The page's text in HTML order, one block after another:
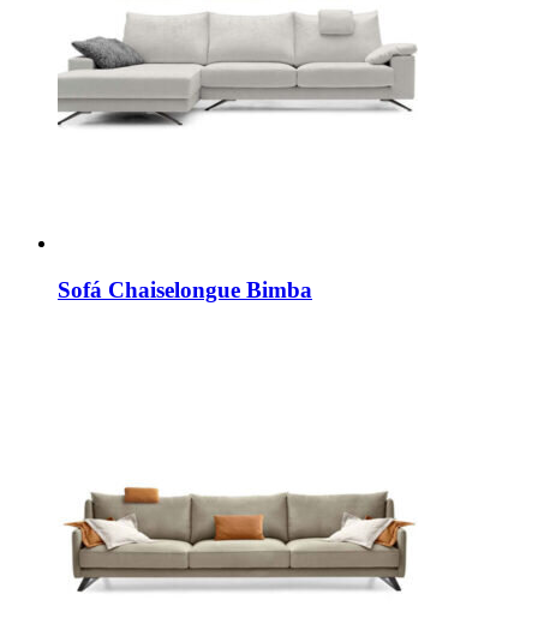
Sofá Chaiselongue Bimba